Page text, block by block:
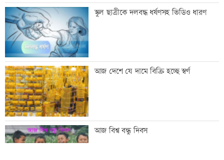
আগস্টে ফের টানা ৪ দিনের ছুটির সুযোগ
এসএসসির ফলাফল সোমবার, যে ৩ উপায়ে
জানবেন
দেশের ৬ অঞ্চলে ভারী বর্ষণের আভাস
স্কুল ছাত্রীকে দলবদ্ধ ধর্ষণসহ ভিডিও ধারণ
আজ দেশে যে দামে বিক্রি হচ্ছে স্বর্ণ
আজ বিশ্ব বন্ধু দিবস